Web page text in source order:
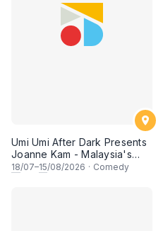
Umi Umi After Dark Presents
Joanne Kam - Malaysia's
Queen of Comedy
18/07–15/08/2026 · Comedy